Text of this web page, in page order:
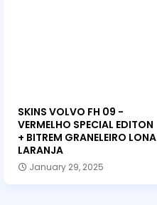
SKINS VOLVO FH 09 -
VERMELHO SPECIAL EDITON
+ BITREM GRANELEIRO LONA
LARANJA
January 29, 2025